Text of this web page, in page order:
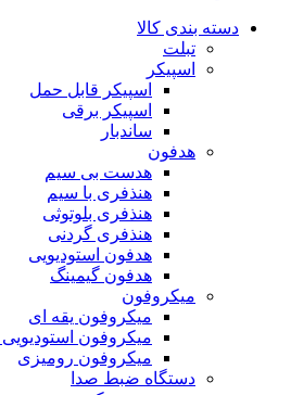
دسته بندی کالا
تبلت
اسپیکر
اسپیکر قابل حمل
اسپیکر برقی
ساندبار
هدفون
هدست بی سیم
هنذفری با سیم
هنذفری بلوتوثی
هنذفری گردنی
هدفون استودیویی
هدفون گیمینگ
میکروفون
میکروفون یقه ای
میکروفون
میکروفون رومیزی
دستگاه ضبط صدا